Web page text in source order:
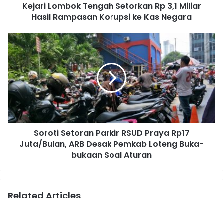
Kejari Lombok Tengah Setorkan Rp 3,1 Miliar
Hasil Rampasan Korupsi ke Kas Negara
Soroti Setoran Parkir RSUD Praya Rp17
Juta/Bulan, ARB Desak Pemkab Loteng Buka-
bukaan Soal Aturan
Related Articles